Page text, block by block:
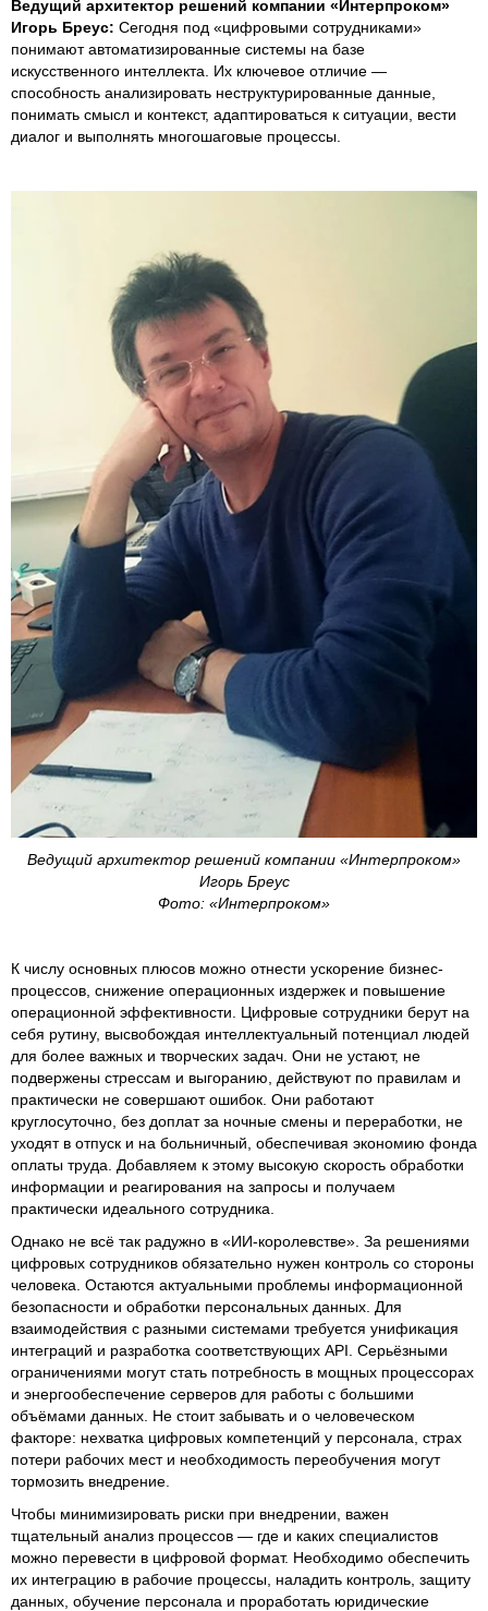
Ведущий архитектор решений компании «Интерпроком»
Игорь Бреус: Сегодня под «цифровыми сотрудниками»
понимают автоматизированные системы на базе
искусственного интеллекта. Их ключевое отличие —
способность анализировать неструктурированные данные,
понимать смысл и контекст, адаптироваться к ситуации, вести
диалог и выполнять многошаговые процессы.
Ведущий архитектор решений компании «Интерпроком»
Игорь Бреус
Фото: «Интерпроком»
К числу основных плюсов можно отнести ускорение бизнес-
процессов, снижение операционных издержек и повышение
операционной эффективности. Цифровые сотрудники берут на
себя рутину, высвобождая интеллектуальный потенциал людей
для более важных и творческих задач. Они не устают, не
подвержены стрессам и выгоранию, действуют по правилам и
практически не совершают ошибок. Они работают
круглосуточно, без доплат за ночные смены и переработки, не
уходят в отпуск и на больничный, обеспечивая экономию фонда
оплаты труда. Добавляем к этому высокую скорость обработки
информации и реагирования на запросы и получаем
практически идеального сотрудника.
Однако не всё так радужно в «ИИ-королевстве». За решениями
цифровых сотрудников обязательно нужен контроль со стороны
человека. Остаются актуальными проблемы информационной
безопасности и обработки персональных данных. Для
взаимодействия с разными системами требуется унификация
интеграций и разработка соответствующих API. Серьёзными
ограничениями могут стать потребность в мощных процессорах
и энергообеспечение серверов для работы с большими
объёмами данных. Не стоит забывать и о человеческом
факторе: нехватка цифровых компетенций у персонала, страх
потери рабочих мест и необходимость переобучения могут
тормозить внедрение.
Чтобы минимизировать риски при внедрении, важен
тщательный анализ процессов — где и каких специалистов
можно перевести в цифровой формат. Необходимо обеспечить
их интеграцию в рабочие процессы, наладить контроль, защиту
данных, обучение персонала и проработать юридические